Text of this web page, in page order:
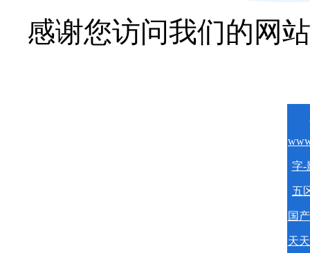
感谢您访问我们的网
字-
五
国
天